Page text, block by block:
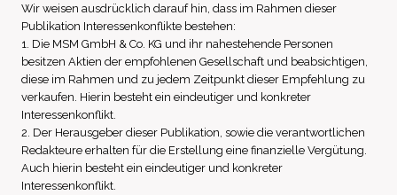
Wir weisen ausdrücklich darauf hin, dass im Rahmen dieser
Publikation Interessenkonflikte bestehen:
1. Die MSM GmbH & Co. KG und ihr nahestehende Personen
besitzen Aktien der empfohlenen Gesellschaft und beabsichtigen,
diese im Rahmen und zu jedem Zeitpunkt dieser Empfehlung zu
verkaufen. Hierin besteht ein eindeutiger und konkreter
Interessenkonflikt.
2. Der Herausgeber dieser Publikation, sowie die verantwortlichen
Redakteure erhalten für die Erstellung eine finanzielle Vergütung.
Auch hierin besteht ein eindeutiger und konkreter
Interessenkonflikt.